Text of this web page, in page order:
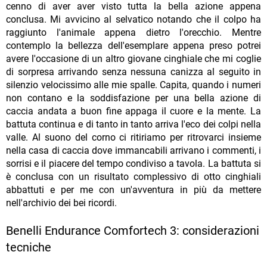
cenno di aver aver visto tutta la bella azione appena
conclusa. Mi avvicino al selvatico notando che il colpo ha
raggiunto l'animale appena dietro l'orecchio. Mentre
contemplo la bellezza dell'esemplare appena preso potrei
avere l'occasione di un altro giovane cinghiale che mi coglie
di sorpresa arrivando senza nessuna canizza al seguito in
silenzio velocissimo alle mie spalle. Capita, quando i numeri
non contano e la soddisfazione per una bella azione di
caccia andata a buon fine appaga il cuore e la mente. La
battuta continua e di tanto in tanto arriva l'eco dei colpi nella
valle. Al suono del corno ci ritiriamo per ritrovarci insieme
nella casa di caccia dove immancabili arrivano i commenti, i
sorrisi e il piacere del tempo condiviso a tavola. La battuta si
è conclusa con un risultato complessivo di otto cinghiali
abbattuti e per me con un'avventura in più da mettere
nell'archivio dei bei ricordi.
Benelli Endurance Comfortech 3: considerazioni
tecniche